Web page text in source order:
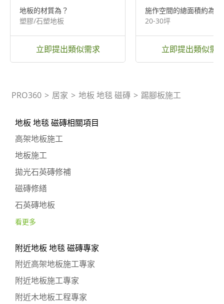
地板的材質為？
塑膠/石塑地板
立即提出類似需求
施作空間的總面積約為？
20-30坪
立即提出類似需
PRO360 > 居家 > 地板 地毯 磁磚 > 踢腳板施工
地板 地毯 磁磚相關項目
高架地板施工
地板施工
拋光石英磚修補
磁磚修繕
石英磚地板
看更多
附近地板 地毯 磁磚專家
附近高架地板施工專家
附近地板施工專家
附近木地板工程專家